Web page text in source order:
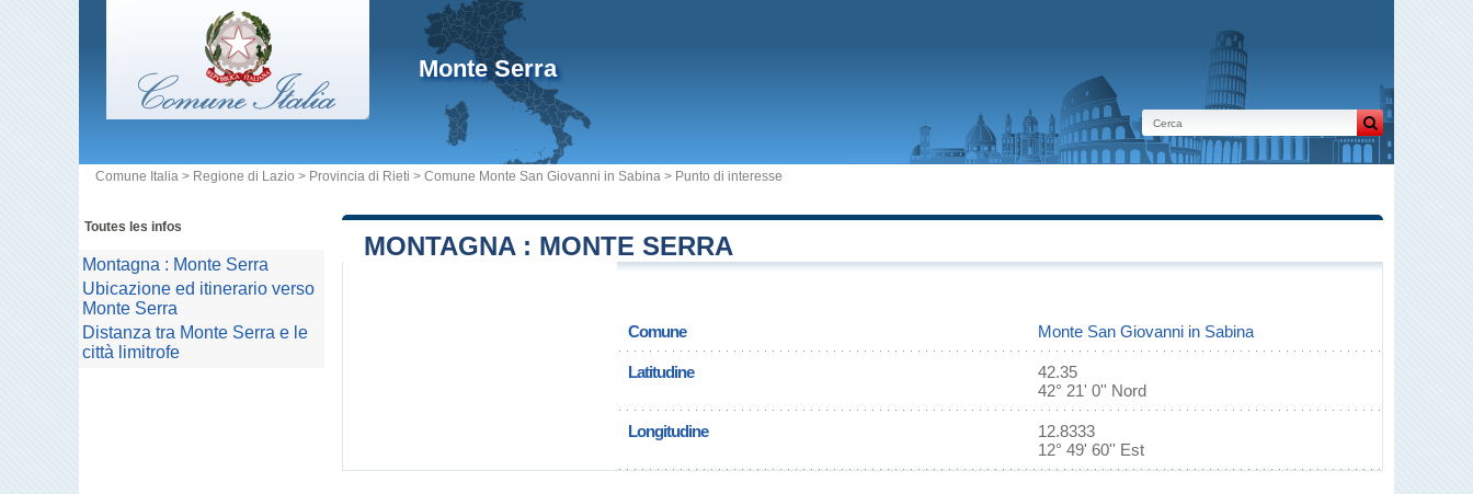
Monte Serra
Comune Italia > Regione di Lazio > Provincia di Rieti > Comune Monte San Giovanni in Sabina > Punto di interesse
MONTAGNA : MONTE SERRA
Comune Monte San Giovanni in Sabina
Latitudine
42.35
42° 21' 0'' Nord
Longitudine
12.8333
12° 49' 60'' Est
Toutes les infos
Montagna : Monte Serra
Ubicazione ed itinerario verso
Monte Serra
Distanza tra Monte Serra e le
città limitrofe